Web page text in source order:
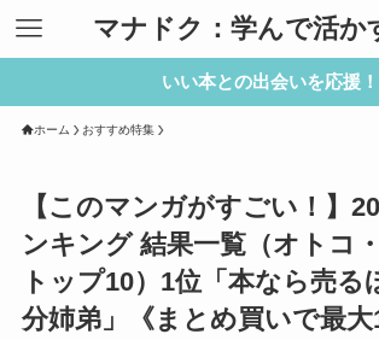
マナドク：学んで活か
いい本との出会いを応援！
ホーム おすすめ特集
【このマンガがすごい！】
ンキング 結果一覧（オトコ
トップ10）1位「本なら売る
分姉弟」《まとめ買いで最大